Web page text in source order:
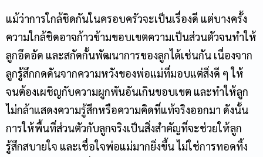
แม้ว่าการใกล้ชิดกันในครอบครัวจะเป็นเรื่องดี แต่บางครั้ง
ความใกล้ชิดอาจก้าวข้ามขอบเขตความเป็นส่วนตัวจนทำให้
ลูกอึดอัด และสกัดกั้นพัฒนาการของลูกได้เช่นกัน เนื่องจาก
ลูกรู้สึกกดดันจากความหวังของพ่อแม่ที่มอบแต่สิ่งดี ๆ ให้
จนต้องเผชิญกับความผูกพันอันเกินขอบเขต และทำให้ลูก
ไม่กล้าแสดงความรู้สึกหรือความคิดที่แท้จริงออกมา ดังนั้น
การให้พื้นที่ส่วนตัวกับลูกจริงเป็นสิ่งสำคัญที่จะช่วยให้ลูก
รู้สึกสบายใจ และเชื่อใจพ่อแม่มากยิ่งขึ้น ไม่ใช่การทอดทิ้ง